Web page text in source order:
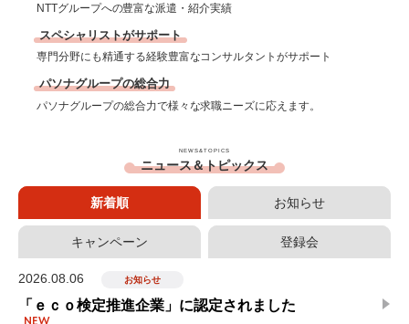
NTTグループへの豊富な派遣・紹介実績
スペシャリストがサポート
専門分野にも精通する経験豊富なコンサルタントがサポート
パソナグループの総合力
パソナグループの総合力で様々な求職ニーズに応えます。
NEWS&TOPICS
ニュース＆トピックス
新着順 お知らせ
キャンペーン 登録会
2026.08.06 お知らせ
「ｅｃｏ検定推進企業」に認定されました